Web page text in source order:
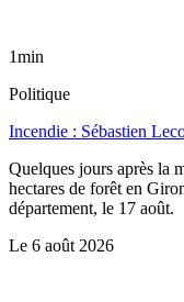
1min
Politique
Incendie : Sébastien
Quelques jours après la
hectares de forêt en
département, le 17 août.
Le 6 août 2026